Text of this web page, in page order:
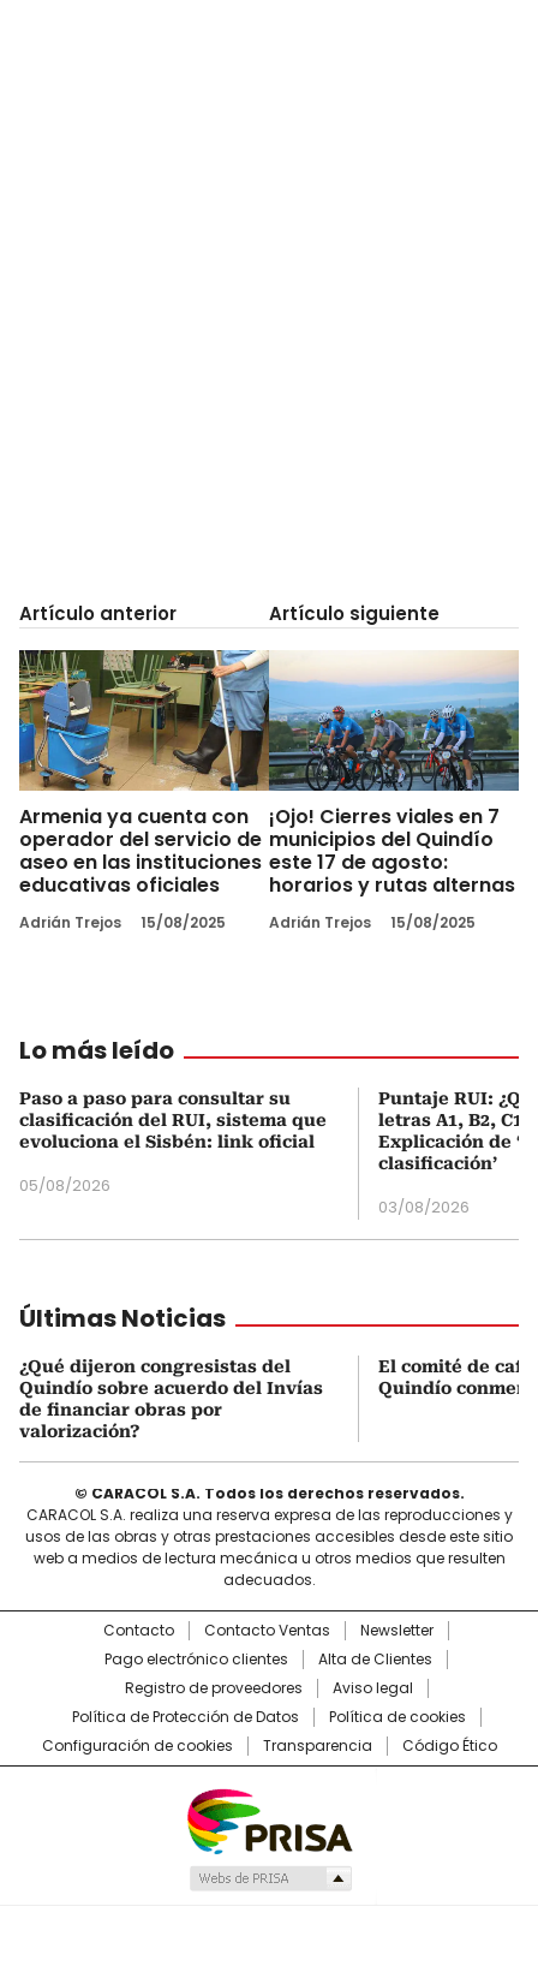
Artículo anterior
Armenia ya cuenta con
operador del servicio de
aseo en las instituciones
educativas oficiales
Adrián Trejos 15/08/2025
Artículo siguiente
¡Ojo! Cierres viales en 7
municipios del Quindío
este 17 de agosto:
horarios y rutas alternas
Adrián Trejos 15/08/2025
Lo más leído
Paso a paso para consultar su
clasificación del RUI, sistema que
evoluciona el Sisbén: link oficial
05/08/2026
Puntaje RUI:
letras A1, B2, C1
Explicación de
clasificación’
03/08/2026
Últimas Noticias
¿Qué dijeron congresistas del
Quindío sobre acuerdo del Invías
de financiar obras por
valorización?
El comité de
Quindío
© CARACOL S.A. Todos los derechos reservados.
CARACOL S.A. realiza una reserva expresa de las reproducciones y
usos de las obras y otras prestaciones accesibles desde este sitio
web a medios de lectura mecánica u otros medios que resulten
adecuados.
Contacto Contacto Ventas
Newsletter
Pago electrónico clientes
Alta de Clientes
Registro de proveedores
Aviso legal
Política de Protección de Datos
Política de cookies
Configuración de cookies
Transparencia Código Ético